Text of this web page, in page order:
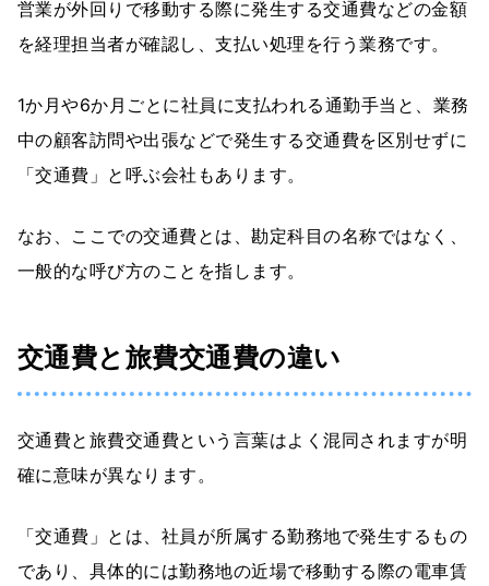
営業が外回りで移動する際に発生する交通費などの金額
を経理担当者が確認し、支払い処理を行う業務です。
1か月や6か月ごとに社員に支払われる通勤手当と、業務
中の顧客訪問や出張などで発生する交通費を区別せずに
「交通費」と呼ぶ会社もあります。
なお、ここでの交通費とは、勘定科目の名称ではなく、
一般的な呼び方のことを指します。
交通費と旅費交通費の違い
交通費と旅費交通費という言葉はよく混同されますが明
確に意味が異なります。
「交通費」とは、社員が所属する勤務地で発生するもの
であり、具体的には勤務地の近場で移動する際の電車賃